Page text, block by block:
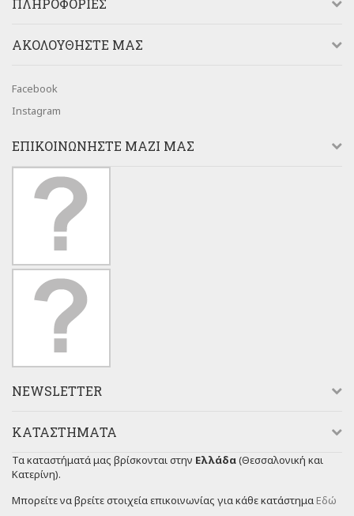
ΠΛΗΡΟΦΟΡΊΕΣ
AΚΟΛΟΥΘΉΣΤΕ ΜΑΣ
Facebook
Instagram
ΕΠΙΚΟΙΝΩΝΉΣΤΕ ΜΑΖΊ ΜΑΣ
NEWSLETTER
ΚΑΤΑΣΤΉΜΑΤΑ
Τα καταστήματά μας βρίσκονται στην Ελλάδα(Θεσσαλονική και
Κατερίνη).
Μπορείτε να βρείτε στοιχεία επικοινωνίας για κάθε κατάστημα Εδώ